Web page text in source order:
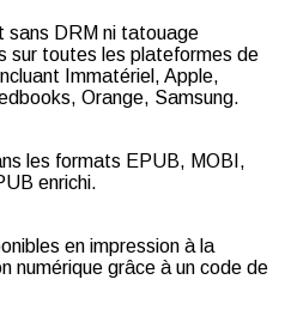
sans DRM ni tatouage
sur toutes les plateformes de
Immatériel, Apple,
Orange, Samsung.
les formats EPUB, MOBI,
enrichi.
en impression à la
numérique grâce à un code de